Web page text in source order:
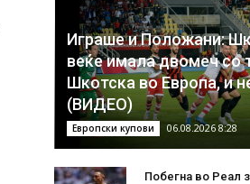
Играше и Положани:
веќе имала двомеч со
Шкотска во Европа, и
(ВИДЕО)
Европски купови 06.08.2026 8:28
Побегна во Реал